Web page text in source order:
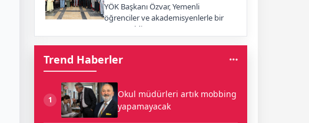
YÖK Başkanı Özvar, Yemenli
öğrenciler ve akademisyenlerle bir
araya geldi
Trend Haberler
1
Okul müdürleri artık mobbing
yapamayacak